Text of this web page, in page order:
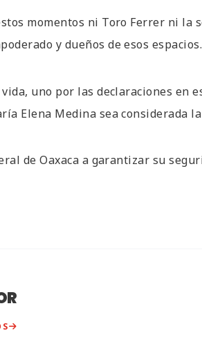
momentos ni Toro Ferrer ni
y dueños de esos espacios.
vida, uno por las declaraciones en
Elena Medina sea considerada
de Oaxaca a garantizar su